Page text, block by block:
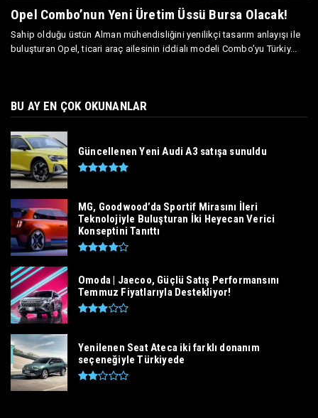
Opel Combo’nun Yeni Üretim Üssü Bursa Olacak!
Sahip olduğu üstün Alman mühendisliğini yenilikçi tasarım anlayışı ile
buluşturan Opel, ticari araç ailesinin iddialı modeli Combo’yu Türkiy...
BU AY EN ÇOK OKUNANLAR
Güncellenen Yeni Audi A3 satışa sunuldu
MG, Goodwood’da Sportif Mirasını İleri
Teknolojiyle Buluşturan İki Heyecan Verici
Konseptini Tanıttı
Omoda | Jaecoo, Güçlü Satış Performansını
Temmuz Fiyatlarıyla Destekliyor!
Yenilenen Seat Ateca iki farklı donanım
seçeneğiyle Türkiyede